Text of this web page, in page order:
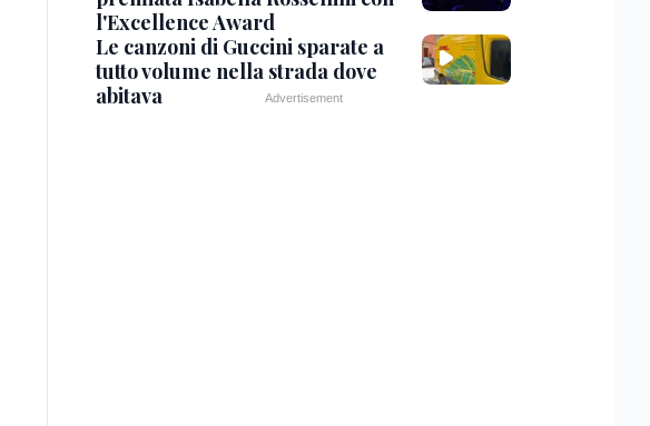
l'Excellence Award
Le canzoni di Guccini sparate a
tutto volume nella strada dove
abitava